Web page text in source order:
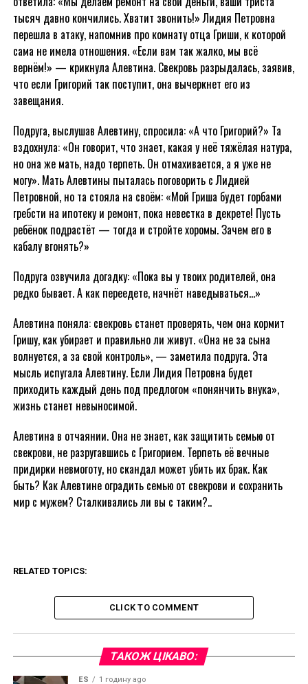
тысяч давно кончились. Хватит звонить!» Лидия Петровна
перешла в атаку, напомнив про комнату отца Гриши, к которой
сама не имела отношения. «Если вам так жалко, мы всё
вернём!» — крикнула Алевтина. Свекровь разрыдалась, заявив,
что если Григорий так поступит, она вычеркнет его из
завещания.
Подруга, выслушав Алевтину, спросила: «А что Григорий?» Та
вздохнула: «Он говорит, что знает, какая у неё тяжёлая натура,
но она же мать, надо терпеть. Он отмахивается, а я уже не
могу». Мать Алевтины пыталась поговорить с Лидией
Петровной, но та стояла на своём: «Мой Гриша будет горбами
гребсти на ипотеку и ремонт, пока невестка в декрете! Пусть
ребёнок подрастёт — тогда и стройте хоромы. Зачем его в
кабалу вгонять?»
Подруга озвучила догадку: «Пока вы у твоих родителей, она
редко бывает. А как переедете, начнёт наведываться…»
Алевтина поняла: свекровь станет проверять, чем она кормит
Гришу, как убирает и правильно ли живут. «Она не за сына
волнуется, а за свой контроль», — заметила подруга. Эта
мысль испугала Алевтину. Если Лидия Петровна будет
приходить каждый день под предлогом «понянчить внука»,
жизнь станет невыносимой.
Алевтина в отчаянии. Она не знает, как защитить семью от
свекрови, не разругавшись с Григорием. Терпеть её вечные
придирки невмоготу, но скандал может убить их брак. Как
быть? Как Алевтине оградить семью от свекрови и сохранить
мир с мужем? Сталкивались ли вы с таким?..
RELATED TOPICS:
CLICK TO COMMENT
ТАКОЖ ЦІКАВО:
ES 1 годину ago